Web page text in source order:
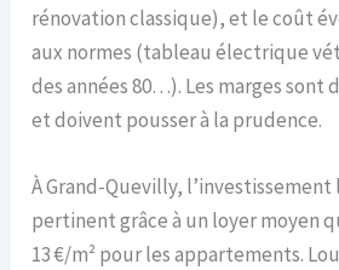
rénovation classique), et le coût
aux normes (tableau électrique
des années 80…). Les marges sont
et doivent pousser à la prudence.
À Grand-Quevilly,
pertinent grâce à un loyer moyen
13 €/m² pour les appartements.